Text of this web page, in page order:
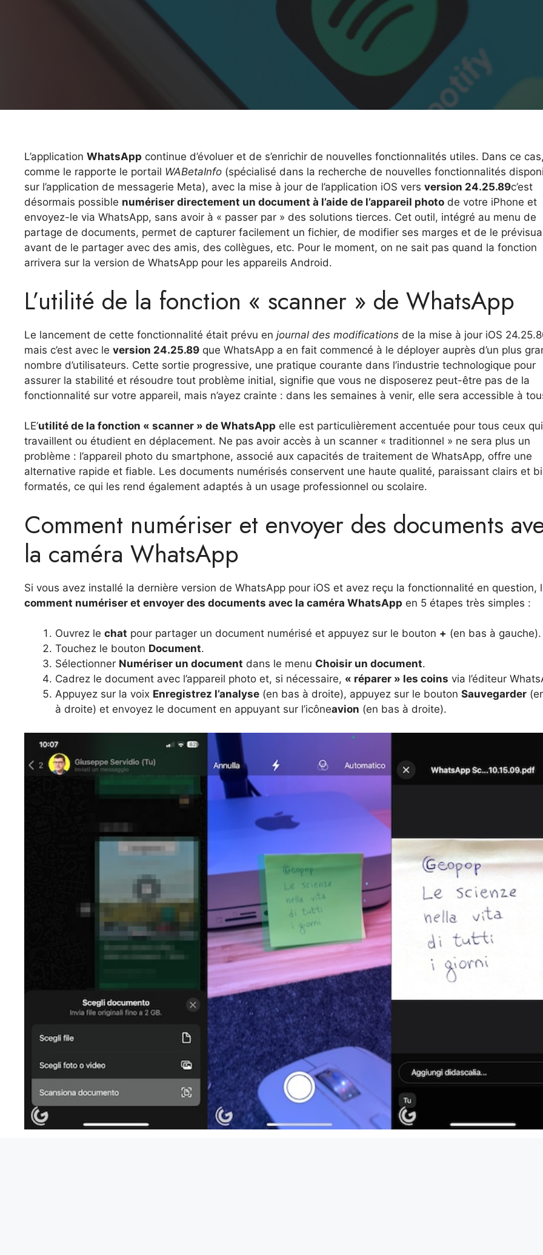
L’application WhatsApp continue d’évoluer et de s’enrichir de nouvelles fonctionnalités utiles. Dans ce
comme le rapporte le portail WABetaInfo (spécialisé dans la recherche de nouvelles fonctionnalités
sur l’application de messagerie Meta), avec la mise à jour de l’application iOS vers version 24.25.89c’est
désormais possible numériser directement un document à l’aide de l’appareil photo de votre iPhone et
envoyez-le via WhatsApp, sans avoir à « passer par » des solutions tierces. Cet outil, intégré au menu de
partage de documents, permet de capturer facilement un fichier, de modifier ses marges et de le
avant de le partager avec des amis, des collègues, etc. Pour le moment, on ne sait pas quand la fonction
arrivera sur la version de WhatsApp pour les appareils Android.
L’utilité de la fonction « scanner » de WhatsApp
Le lancement de cette fonctionnalité était prévu en journal des modifications de la mise à jour iOS
mais c’est avec le version 24.25.89 que WhatsApp a en fait commencé à le déployer auprès d’un plus
nombre d’utilisateurs. Cette sortie progressive, une pratique courante dans l’industrie technologique pour
assurer la stabilité et résoudre tout problème initial, signifie que vous ne disposerez peut-être pas de la
fonctionnalité sur votre appareil, mais n’ayez crainte : dans les semaines à venir, elle sera accessible à
LE’utilité de la fonction « scanner » de WhatsApp elle est particulièrement accentuée pour tous ceux qui
travaillent ou étudient en déplacement. Ne pas avoir accès à un scanner « traditionnel » ne sera plus un
problème : l’appareil photo du smartphone, associé aux capacités de traitement de WhatsApp, offre une
alternative rapide et fiable. Les documents numérisés conservent une haute qualité, paraissant clairs et
formatés, ce qui les rend également adaptés à un usage professionnel ou scolaire.
Comment numériser et envoyer des documents
la caméra WhatsApp
Si vous avez installé la dernière version de WhatsApp pour iOS et avez reçu la fonctionnalité en question,
comment numériser et envoyer des documents avec la caméra WhatsApp en 5 étapes très simples :
Ouvrez le chat pour partager un document numérisé et appuyez sur le bouton + (en bas à gauche).
Touchez le bouton Document.
Sélectionner Numériser un document dans le menu Choisir un document.
Cadrez le document avec l’appareil photo et, si nécessaire, « réparer » les coins via l’éditeur
Appuyez sur la voix Enregistrez l’analyse (en bas à droite), appuyez sur le bouton Sauvegarder
à droite) et envoyez le document en appuyant sur l’icôneavion (en bas à droite).